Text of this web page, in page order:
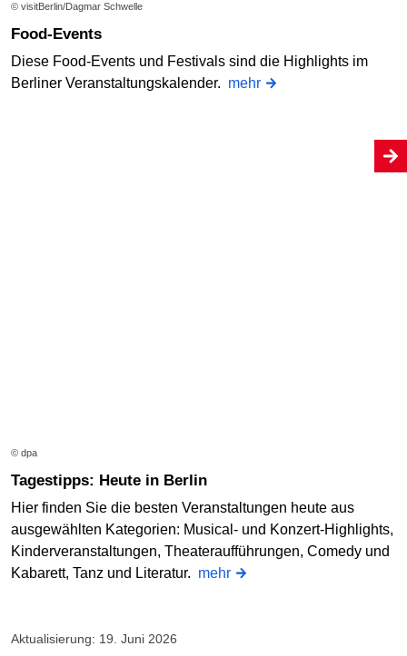
© visitBerlin/Dagmar Schwelle
Food-Events
Diese Food-Events und Festivals sind die Highlights im
Berliner Veranstaltungskalender. mehr
© dpa
Tagestipps: Heute in Berlin
Hier finden Sie die besten Veranstaltungen heute aus
ausgewählten Kategorien: Musical- und Konzert-Highlights,
Kinderveranstaltungen, Theateraufführungen, Comedy und
Kabarett, Tanz und Literatur. mehr
Aktualisierung: 19. Juni 2026